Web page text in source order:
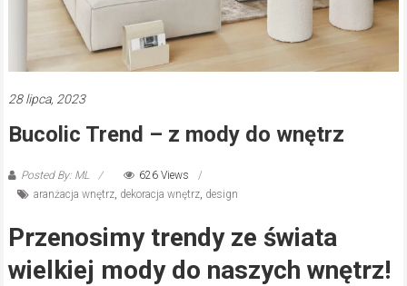
28 lipca, 2023
Bucolic Trend – z mody do wnętrz
Posted By: ML
626 Views
aranżacja wnętrz, dekoracja wnętrz, design
Przenosimy trendy ze świata
wielkiej mody do naszych wnętrz!